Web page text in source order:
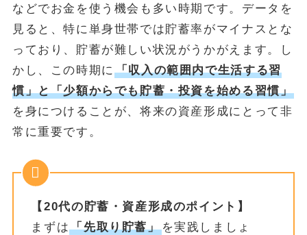
などでお金を使う機会も多い時期です。データを
見ると、特に単身世帯では貯蓄率がマイナスとな
っており、貯蓄が難しい状況がうかがえます。し
かし、この時期に 「収入の範囲内で生活する習
慣」と「少額からでも貯蓄・投資を始める習慣」
を身につけることが、将来の資産形成にとって非
常に重要です。
【20代の貯蓄・資産形成のポイント】
まずは「先取り貯蓄」を実践しましょ